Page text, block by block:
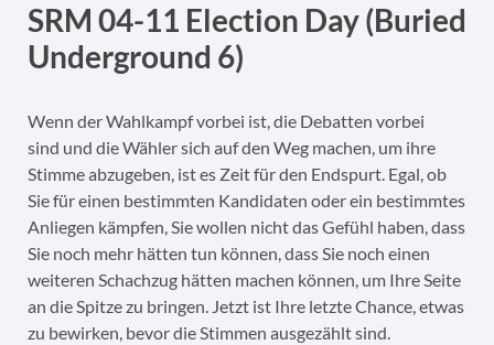
SRM 04-11 Election Day (Buried
Underground 6)
Wenn der Wahlkampf vorbei ist, die Debatten vorbei
sind und die Wähler sich auf den Weg machen, um ihre
Stimme abzugeben, ist es Zeit für den Endspurt. Egal, ob
Sie für einen bestimmten Kandidaten oder ein bestimmtes
Anliegen kämpfen, Sie wollen nicht das Gefühl haben, dass
Sie noch mehr hätten tun können, dass Sie noch einen
weiteren Schachzug hätten machen können, um Ihre Seite
an die Spitze zu bringen. Jetzt ist Ihre letzte Chance, etwas
zu bewirken, bevor die Stimmen ausgezählt sind.